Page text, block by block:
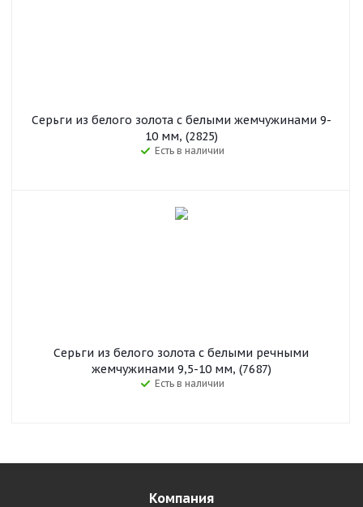
Серьги из белого золота с белыми жемчужинами 9-
10 мм, (2825)
Есть в наличии
Серьги из белого золота с белыми речными
жемчужинами 9,5-10 мм, (7687)
Есть в наличии
Компания